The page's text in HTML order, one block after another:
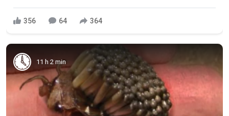
356 64 364
11 h 2 min